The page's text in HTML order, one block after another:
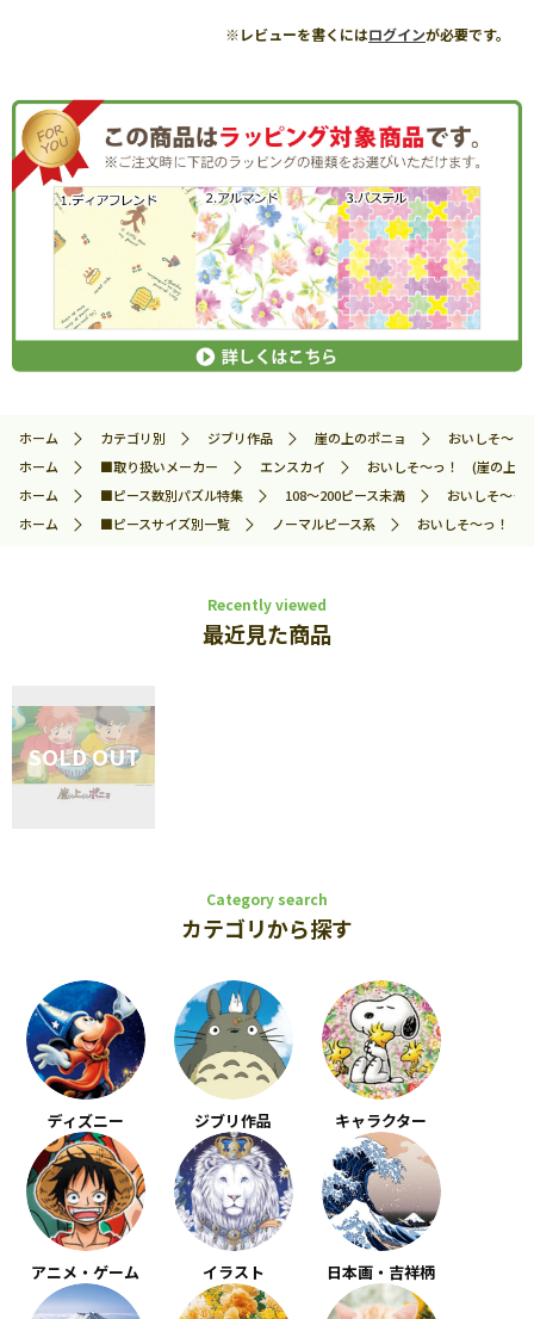
※レビューを書くにはログインが必要です。
ホーム カテゴリ別 ジブリ作品 崖の上のポニョ
おいしそ～
ホーム
■取り扱いメーカー エンスカイ
おいしそ～っ！ (崖の上
ホーム
■ピース数別パズル特集 108～200ピース未満
おいしそ～
ホーム
■ピースサイズ別一覧 ノーマルピース系 おいしそ～っ！ (
Recently viewed
最近見た商品
Category search
カテゴリから探す
ディズニー ジブリ作品 キャラクター
アニメ・ゲーム イラスト 日本画・吉祥柄